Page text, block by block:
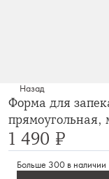
Назад
Форма для
прямоугольная,
1 490 ₽
Больше 300 в наличии